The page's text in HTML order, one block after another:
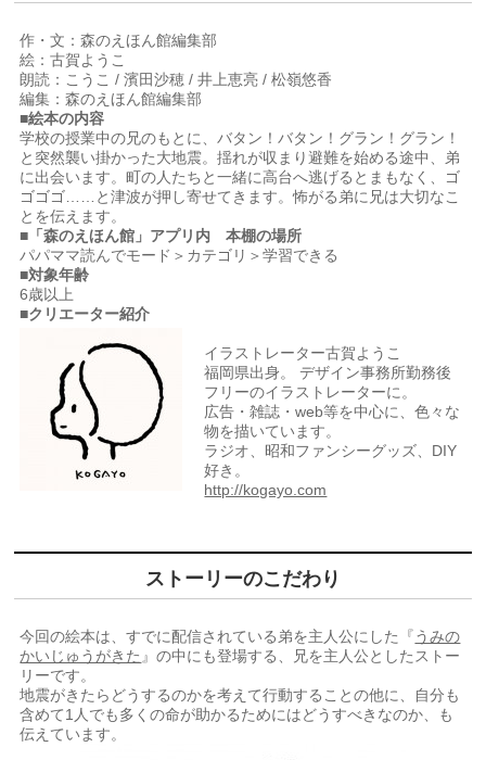
作・文：森のえほん館編集部
絵：古賀ようこ
朗読：こうこ / 濱田沙穂 / 井上恵亮 / 松嶺悠香
編集：森のえほん館編集部
■絵本の内容
学校の授業中の兄のもとに、バタン！バタン！グラン！グラン！
と突然襲い掛かった大地震。揺れが収まり避難を始める途中、弟
に出会います。町の人たちと一緒に高台へ逃げるとまもなく、ゴ
ゴゴゴ……と津波が押し寄せてきます。怖がる弟に兄は大切なこ
とを伝えます。
■「森のえほん館」アプリ内 本棚の場所
パパママ読んでモード＞カテゴリ＞学習できる
■対象年齢
6歳以上
■クリエーター紹介
イラストレーター古賀ようこ
福岡県出身。 デザイン事務所勤務後
フリーのイラストレーターに。
広告・雑誌・web等を中心に、色々な
物を描いています。
ラジオ、昭和ファンシーグッズ、DIY
好き。
http://kogayo.com
ストーリーのこだわり
今回の絵本は、すでに配信されている弟を主人公にした『うみの
かいじゅうがきた 』の中にも登場する、兄を主人公としたストー
リーです。
地震がきたらどうするのかを考えて行動することの他に、自分も
含めて1人でも多くの命が助かるためにはどうすべきなのか、も
伝えています。